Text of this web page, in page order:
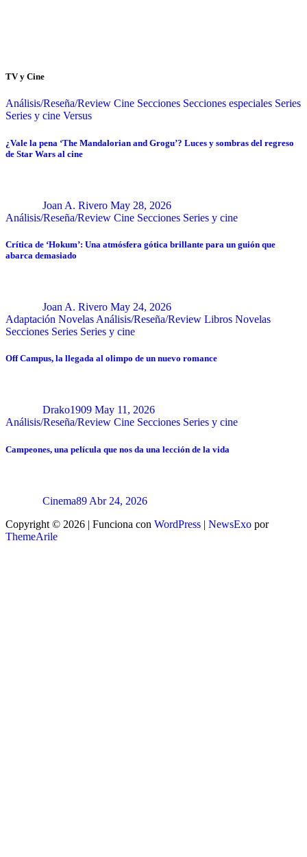
TV y Cine
Análisis/Reseña/Review Cine Secciones Secciones especiales Series
Series y cine Versus
¿Vale la pena ‘The Mandalorian and Grogu’? Luces y sombras del regreso
de Star Wars al cine
Joan A. Rivero May 28, 2026
Análisis/Reseña/Review Cine Secciones Series y cine
Crítica de ‘Hokum’: Una atmósfera gótica brillante para un guión que
abarca demasiado
Joan A. Rivero May 24, 2026
Adaptación Novelas Análisis/Reseña/Review Libros Novelas
Secciones Series Series y cine
Off Campus, la llegada al olimpo de un nuevo romance
Drako1909 May 11, 2026
Análisis/Reseña/Review Cine Secciones Series y cine
Campeones, una película que nos da una lección de la vida
Cinema89 Abr 24, 2026
Copyright © 2026 | Funciona con WordPress | NewsExo por
ThemeArile